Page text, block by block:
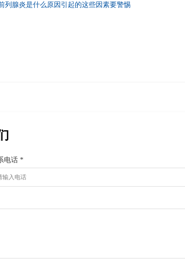
列腺炎是什么原因引起的这些因素要警惕
电话 *